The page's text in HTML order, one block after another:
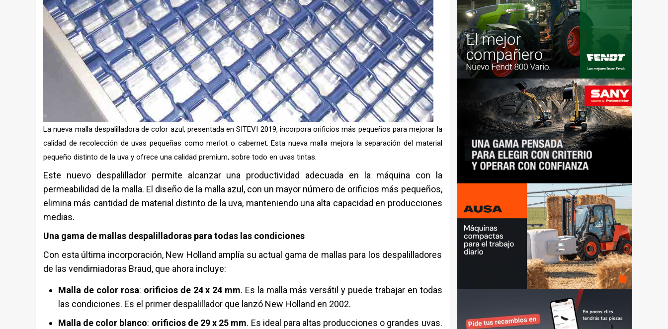
La nueva malla despalilladora de color azul, presentada en SITEVI 2019, incorpora orificios más pequeños para mejorar la
calidad de recolección de uvas pequeñas como merlot o cabernet. Esta nueva malla mejora la separación del material
pequeño distinto de la uva y ofrece una calidad premium, sobre todo en uvas tintas.
Este nuevo despalillador permite alcanzar una productividad adecuada en la máquina con la
permeabilidad de la malla. El diseño de la malla azul, con un mayor número de orificios más pequeños,
elimina más cantidad de material distinto de la uva, manteniendo una alta capacidad en producciones
medias.
Una gama de mallas despalilladoras para todas las condiciones
Con esta última incorporación, New Holland amplía su actual gama de mallas para los despalilladores
de las vendimiadoras Braud, que ahora incluye:
Malla de color rosa: orificios de 24 x 24 mm. Es la malla más versátil y puede trabajar en todas
las condiciones. Es el primer despalillador que lanzó New Holland en 2002.
Malla de color blanco: orificios de 29 x 25 mm. Es ideal para altas producciones o grandes uvas.